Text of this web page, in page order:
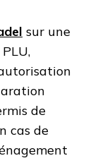
sur une
de
cas de